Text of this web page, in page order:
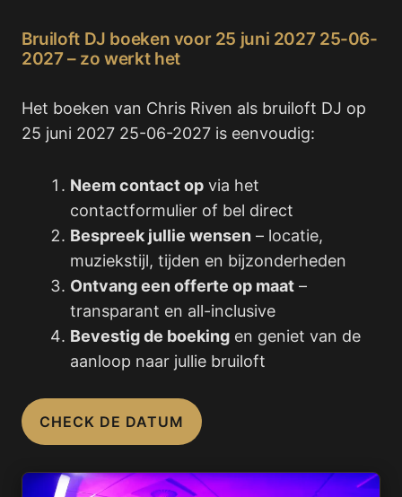
Bruiloft DJ boeken voor 25 juni 2027 25-06-
2027 – zo werkt het
Het boeken van Chris Riven als bruiloft DJ op
25 juni 2027 25-06-2027 is eenvoudig:
Neem contact op via het
contactformulier of bel direct
Bespreek jullie wensen – locatie,
muziekstijl, tijden en bijzonderheden
Ontvang een offerte op maat –
transparant en all-inclusive
Bevestig de boeking en geniet van de
aanloop naar jullie bruiloft
CHECK DE DATUM